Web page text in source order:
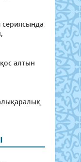
сериясында
алтын